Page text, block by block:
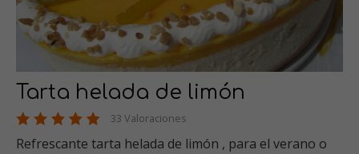
Tarta helada de limón
33 Valoraciones
Refrescante tarta helada de limón , para el verano o